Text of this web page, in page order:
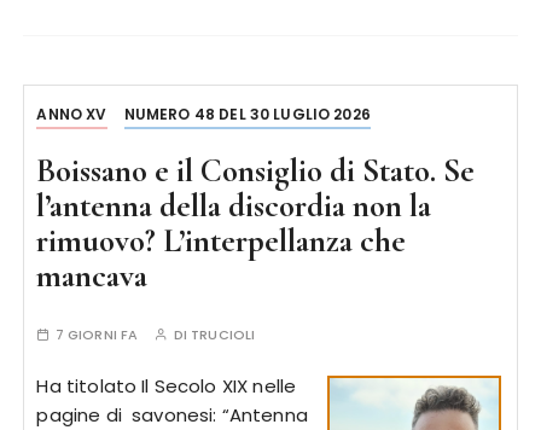
ANNO XV NUMERO 48 DEL 30 LUGLIO 2026
Boissano e il Consiglio di Stato. Se
l’antenna della discordia non la
rimuovo? L’interpellanza che
mancava
7 GIORNI FA DI TRUCIOLI
Ha titolato Il Secolo XIX nelle
pagine di savonesi: “Antenna